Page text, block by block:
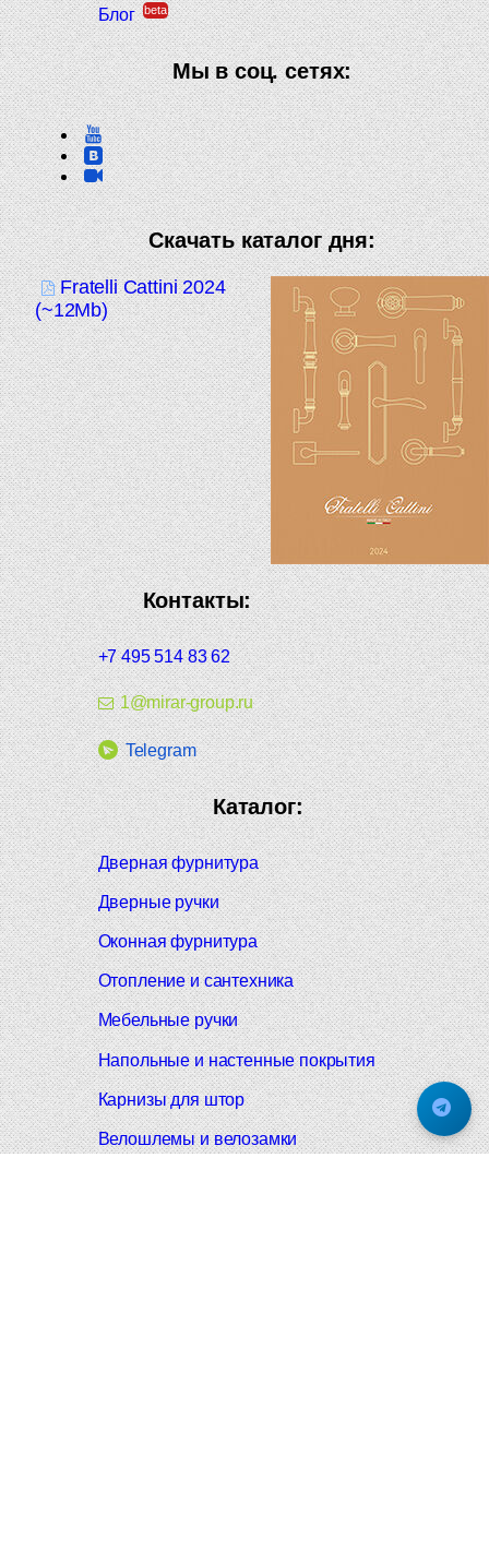
Блог beta
Мы в соц. сетях:
Скачать каталог дня:
Fratelli Cattini 2024
(~12Mb)
Контакты:
+7 495 514 83 62
1@mirar-group.ru
Telegram
Каталог:
Дверная фурнитура
Дверные ручки
Оконная фурнитура
Отопление и сантехника
Мебельные ручки
Напольные и настенные покрытия
Карнизы для штор
Велошлемы и велозамки